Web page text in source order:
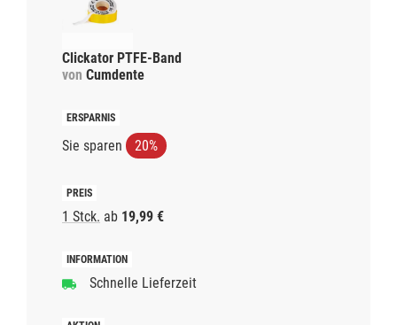
Clickator PTFE-Band
von Cumdente
Sie sparen 20%
1 Stck. ab 19,99 €
Schnelle Lieferzeit